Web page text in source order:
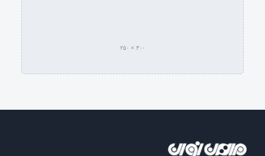
۳۰۰ × ۲۵۰